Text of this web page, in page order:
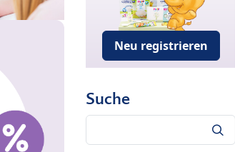
Neu registrieren
Suche